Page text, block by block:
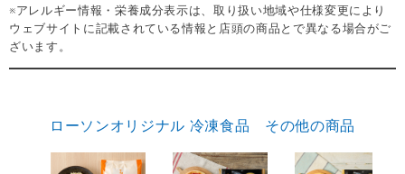
※アレルギー情報・栄養成分表示は、取り扱い地域や仕様変更により
ウェブサイトに記載されている情報と店頭の商品とで異なる場合がご
ざいます。
ローソンオリジナル 冷凍食品 その他の商品